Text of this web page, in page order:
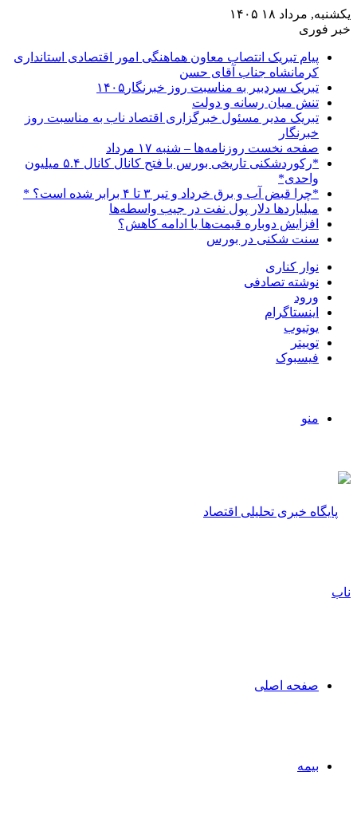
یکشنبه, مرداد ۱۸ ۱۴۰۵
خبر فوری
پیام تبریک انتصاب معاون هماهنگی امور اقتصادی استانداری
کرمانشاه جناب آقای حسن
تبریک سردبیر به مناسبت روز خبرنگار۱۴۰۵
تنش میان رسانه و دولت
تبریک مدیر مسئول خبرگزاری اقتصاد ناب به مناسبت روز
خبرنگار
صفحه نخست روزنامه‌ها – شنبه ۱۷ مرداد
*رکوردشکنی تاریخی بورس با فتح کانال کانال ۵.۴ میلیون
واحدی*
*چرا قبض آب و برق خرداد و تیر ۳ تا ۴ برابر شده است؟ *
میلیاردها دلار پول نفت در جیب واسطه‌ها
افزایش دوباره قیمت‌ها یا ادامه کاهش؟
سنت شکنی در بورس
نوار کناری
نوشته تصادفی
ورود
اینستاگرام
یوتیوب
توییتر
فیسبوک
منو
صفحه اصلی
بیمه